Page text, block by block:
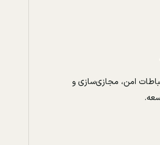
امن، مجازی‌سازی و